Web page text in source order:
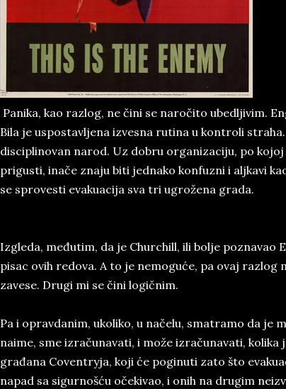
Panika, kao razlog, ne čini se naročito ubedljivim.
Bila je uspostavljena izvesna rutina u kontroli
disciplinovan narod. Uz dobru organizaciju, po
prigusti, inače znaju biti jednako konfuzni i aljkavi
se sprovesti evakuacija sva tri ugrožena grada.
Izgleda, međutim, da je Churchill, ili bolje poznavao
pisac ovih redova. A to je nemoguće, pa ovaj
zavese. Drugi mi se čini logičnim.
Pa i opravdanim, ukoliko, u načelu, smatramo da je
naime, sme izračunavati, i može izračunavati, kolika
građana Coventryja, koji će poginuti zato što
napad sa sigurnošću očekivao, i onih na drugim